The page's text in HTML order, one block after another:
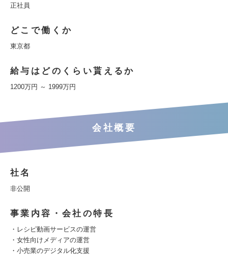
正社員
どこで働くか
東京都
給与はどのくらい貰えるか
1200万円 ～ 1999万円
会社概要
社名
非公開
事業内容・会社の特長
・レシピ動画サービスの運営
・女性向けメディアの運営
・小売業のデジタル化支援